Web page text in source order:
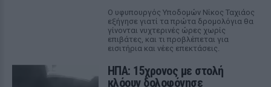
Ο υφυπουργός Υποδομών Νίκος Ταχιάος
εξήγησε γιατί τα πρώτα δρομολόγια θα
γίνονται νυχτερινές ώρες χωρίς
επιβάτες, και τι προβλέπεται για
εισιτήρια και νέες επεκτάσεις.
ΗΠΑ: 15χρονος με στολή
κλόουν δολοφόνησε